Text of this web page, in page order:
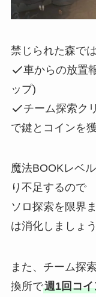
禁じられた森では
車からの放置
ップ)
チーム探索ク
で鍵とコインを
魔法BOOKレベ
り不足するので
ソロ探索を限界
は消化しましょう
また、チーム探
換所で週1回コ